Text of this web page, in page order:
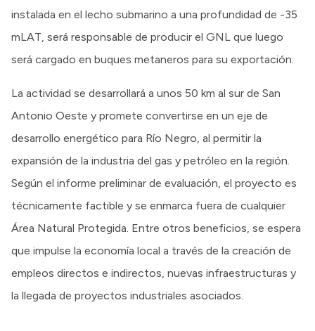
instalada en el lecho submarino a una profundidad de -35
mLAT, será responsable de producir el GNL que luego
será cargado en buques metaneros para su exportación.
La actividad se desarrollará a unos 50 km al sur de San
Antonio Oeste y promete convertirse en un eje de
desarrollo energético para Río Negro, al permitir la
expansión de la industria del gas y petróleo en la región.
Según el informe preliminar de evaluación, el proyecto es
técnicamente factible y se enmarca fuera de cualquier
Área Natural Protegida. Entre otros beneficios, se espera
que impulse la economía local a través de la creación de
empleos directos e indirectos, nuevas infraestructuras y
la llegada de proyectos industriales asociados.